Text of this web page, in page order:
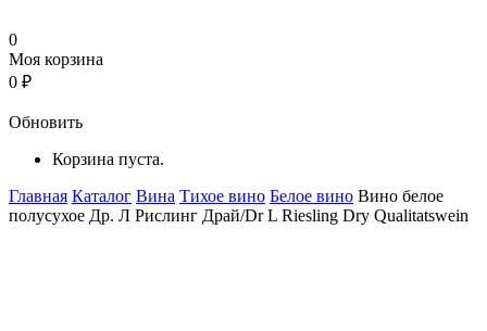
0
Моя корзина
0 ₽
Обновить
Корзина пуста.
Главная Каталог Вина Тихое вино Белое вино Вино белое
полусухое Др. Л Рислинг Драй/Dr L Riesling Dry Qualitatswein